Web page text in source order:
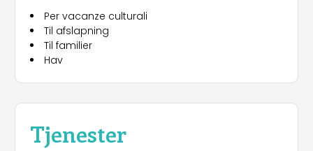
også bruge strandområdet på egen hånd. Sjov
og afslapning, i overensstemmelse med
sikkerhedsreglerne, under opsyn af vores
livreddere, som altid er opmærksomme og
Per vacanze culturali
Til afslapning
Til familier
Hav
Tjenester